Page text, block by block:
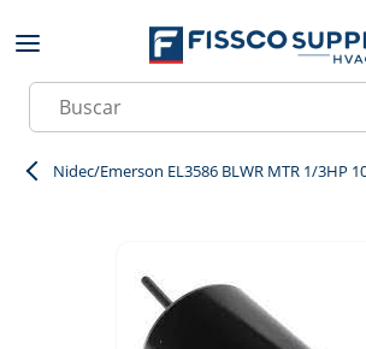
Skip to main content
Site Search
Nidec/Emerson EL3586 BLWR MTR 1/3HP